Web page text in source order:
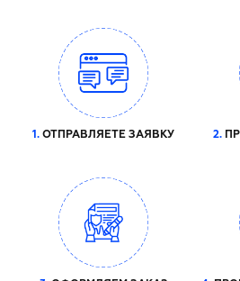
1. ОТПРАВЛЯЕТЕ ЗАЯВКУ 2.